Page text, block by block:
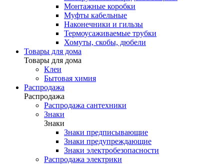
Монтажные коробки
Муфты кабельные
Наконечники и гильзы
Термоусаживаемые трубки
Хомуты, скобы, дюбели
Товары для дома
Товары для дома
Клеи
Бытовая химия
Распродажа
Распродажа
Распродажа сантехники
Знаки
Знаки
Знаки предписывающие
Знаки предупреждающие
Знаки электробезопасности
Распродажа электрики